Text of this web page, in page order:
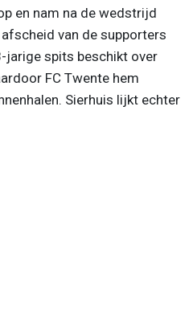
en nam na de wedstrijd
van de supporters
jarige spits beschikt over
FC Twente hem
Sierhuis lijkt echter